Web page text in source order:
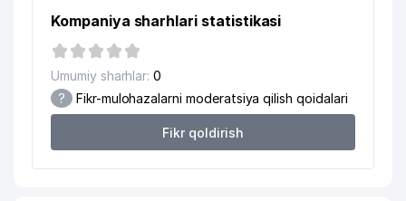
ТАШКЕНТСКОЕ ГОРОДСКОЕ
ТЕРРИТОРИАЛЬНОЕ
КОММУНАЛЬНО-
17 ART VITRAJ MChJ 697 м
ASIA ADVENTURES MChJ
19 ELGA XIZMAT MIROBOD MChJ 723 м
Kompaniya sharhlari statistikasi
Umumiy sharhlar: 0
? Fikr-mulohazalarni moderatsiya qilish qoidalari
Fikr qoldirish